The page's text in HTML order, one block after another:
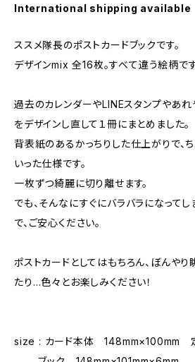
International shipping available
ススメ隊長のポストカードブックです。
デザインmix 全16枚。すべて違う絵柄です
過去のカレンダーやLINEスタンプやあ
をデザインし直して１冊にまとめました。
背表紙のあるかっちりした仕上がりで、
いった仕様です。
一枚ずつ綺麗に切り離せます。
でも、そんなにすぐにバラバラになって
で、ご安心ください。
ポストカードとしてはもちろん、ぼんや
たり…色々とお楽しみください！
size : カード本体 148mm×100mm